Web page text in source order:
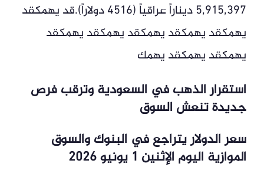
5,915,397 ديناراً عراقياً (4516 دولاراً).قد يهمكقد
يهمكقد يهمكقد يهمكقد يهمكقد يهمكقد
يهمكقد يهمكقد يهمك
استقرار الذهب في السعودية وترقب فرص
جديدة تنعش السوق
سعر الدولار يتراجع في البنوك والسوق
الموازية اليوم الإثنين 1 يونيو 2026